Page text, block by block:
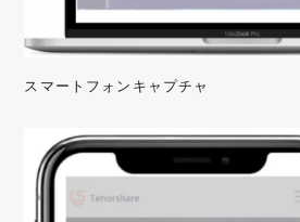
スマートフォンキャプチャ